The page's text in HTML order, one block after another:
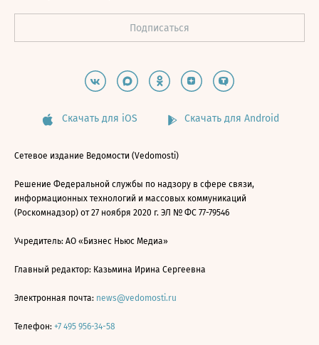
Скачать для iOS Скачать для Android
Сетевое издание Ведомости (Vedomosti)
Решение Федеральной службы по надзору в сфере связи,
информационных технологий и массовых коммуникаций
(Роскомнадзор) от 27 ноября 2020 г. ЭЛ № ФС 77-79546
Учредитель: АО «Бизнес Ньюс Медиа»
Главный редактор: Казьмина Ирина Сергеевна
Электронная почта: news@vedomosti.ru
Телефон: +7 495 956-34-58